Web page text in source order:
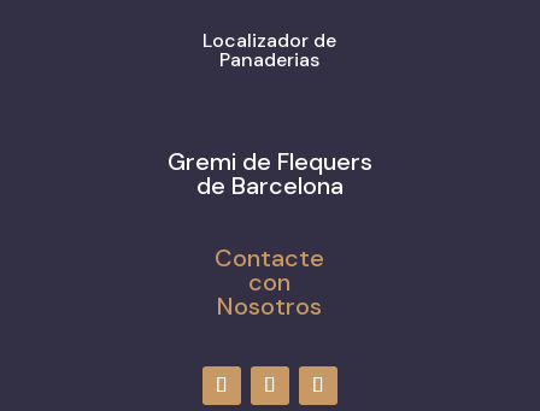
Localizador de
Panaderias
Gremi de Flequers
de Barcelona
Contacte
con
Nosotros